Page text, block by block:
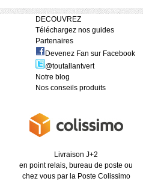
DECOUVREZ
Téléchargez nos guides
Partenaires
Devenez Fan sur Facebook
@toutallantvert
Notre blog
Nos conseils produits
Livraison J+2
en point relais, bureau de poste ou
chez vous par la Poste Colissimo